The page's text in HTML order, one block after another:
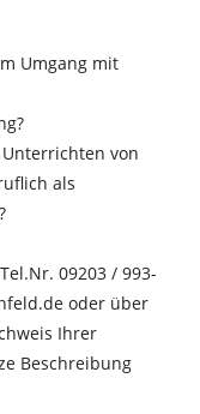
Umgang mit
von
als
09203 / 993-
oder über
Ihrer
Beschreibung